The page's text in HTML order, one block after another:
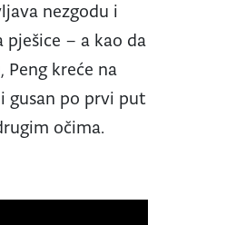
nezgodu i
– a kao da
kreće na
gusan po prvi put
očima.